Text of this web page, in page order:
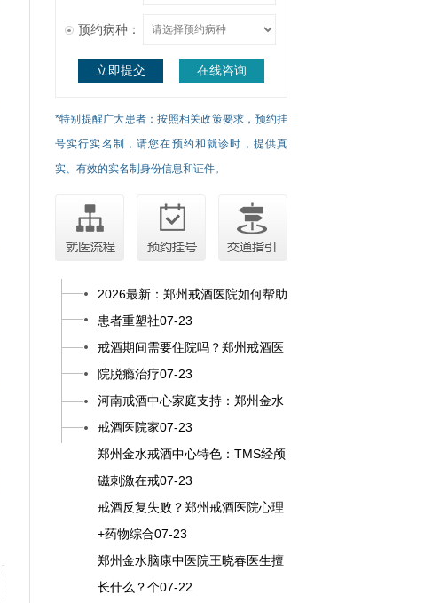
预约病种：
立即提交 在线咨询
*特别提醒广大患者：按照相关政策要求，预约挂
号实行实名制，请您在预约和就诊时，提供真
实、有效的实名制身份信息和证件。
2026最新：郑州戒酒医院如何帮助
患者重塑社07-23
戒酒期间需要住院吗？郑州戒酒医
院脱瘾治疗07-23
河南戒酒中心家庭支持：郑州金水
戒酒医院家07-23
郑州金水戒酒中心特色：TMS经颅
磁刺激在戒07-23
戒酒反复失败？郑州戒酒医院心理
+药物综合07-23
郑州金水脑康中医院王晓春医生擅
长什么？个07-22